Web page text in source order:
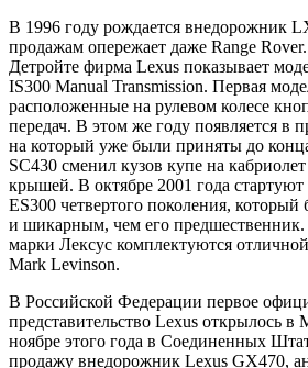
В 1996 году рождается внедорожник
продажам опережает даже Range
Детройте фирма Lexus показывает
IS300 Manual Transmission. Первая
расположенные на рулевом колесе
передач. В этом же году появляется в
на который уже были приняты до
SC430 сменил кузов купе на
крышей. В октябре 2001 года
ES300 четвертого поколения,
и шикарным, чем его
марки Лексус комплектуются
Mark Levinson.
В Российской Федерации первое
представительство Lexus открылось в
ноябре этого года в Соединенных
продажу внедорожник Lexus GX470,